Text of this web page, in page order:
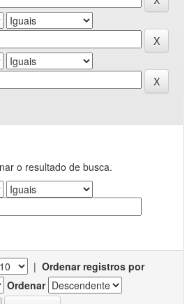
o resultado de busca.
| Ordenar registros por
Ordenar